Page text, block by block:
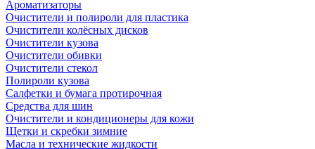
Ароматизаторы
Очистители и полироли для пластика
Очистители колёсных дисков
Очистители кузова
Очистители обивки
Очистители стекол
Полироли кузова
Салфетки и бумага протирочная
Средства для шин
Очистители и кондиционеры для кожи
Щетки и скребки зимние
Масла и технические жидкости